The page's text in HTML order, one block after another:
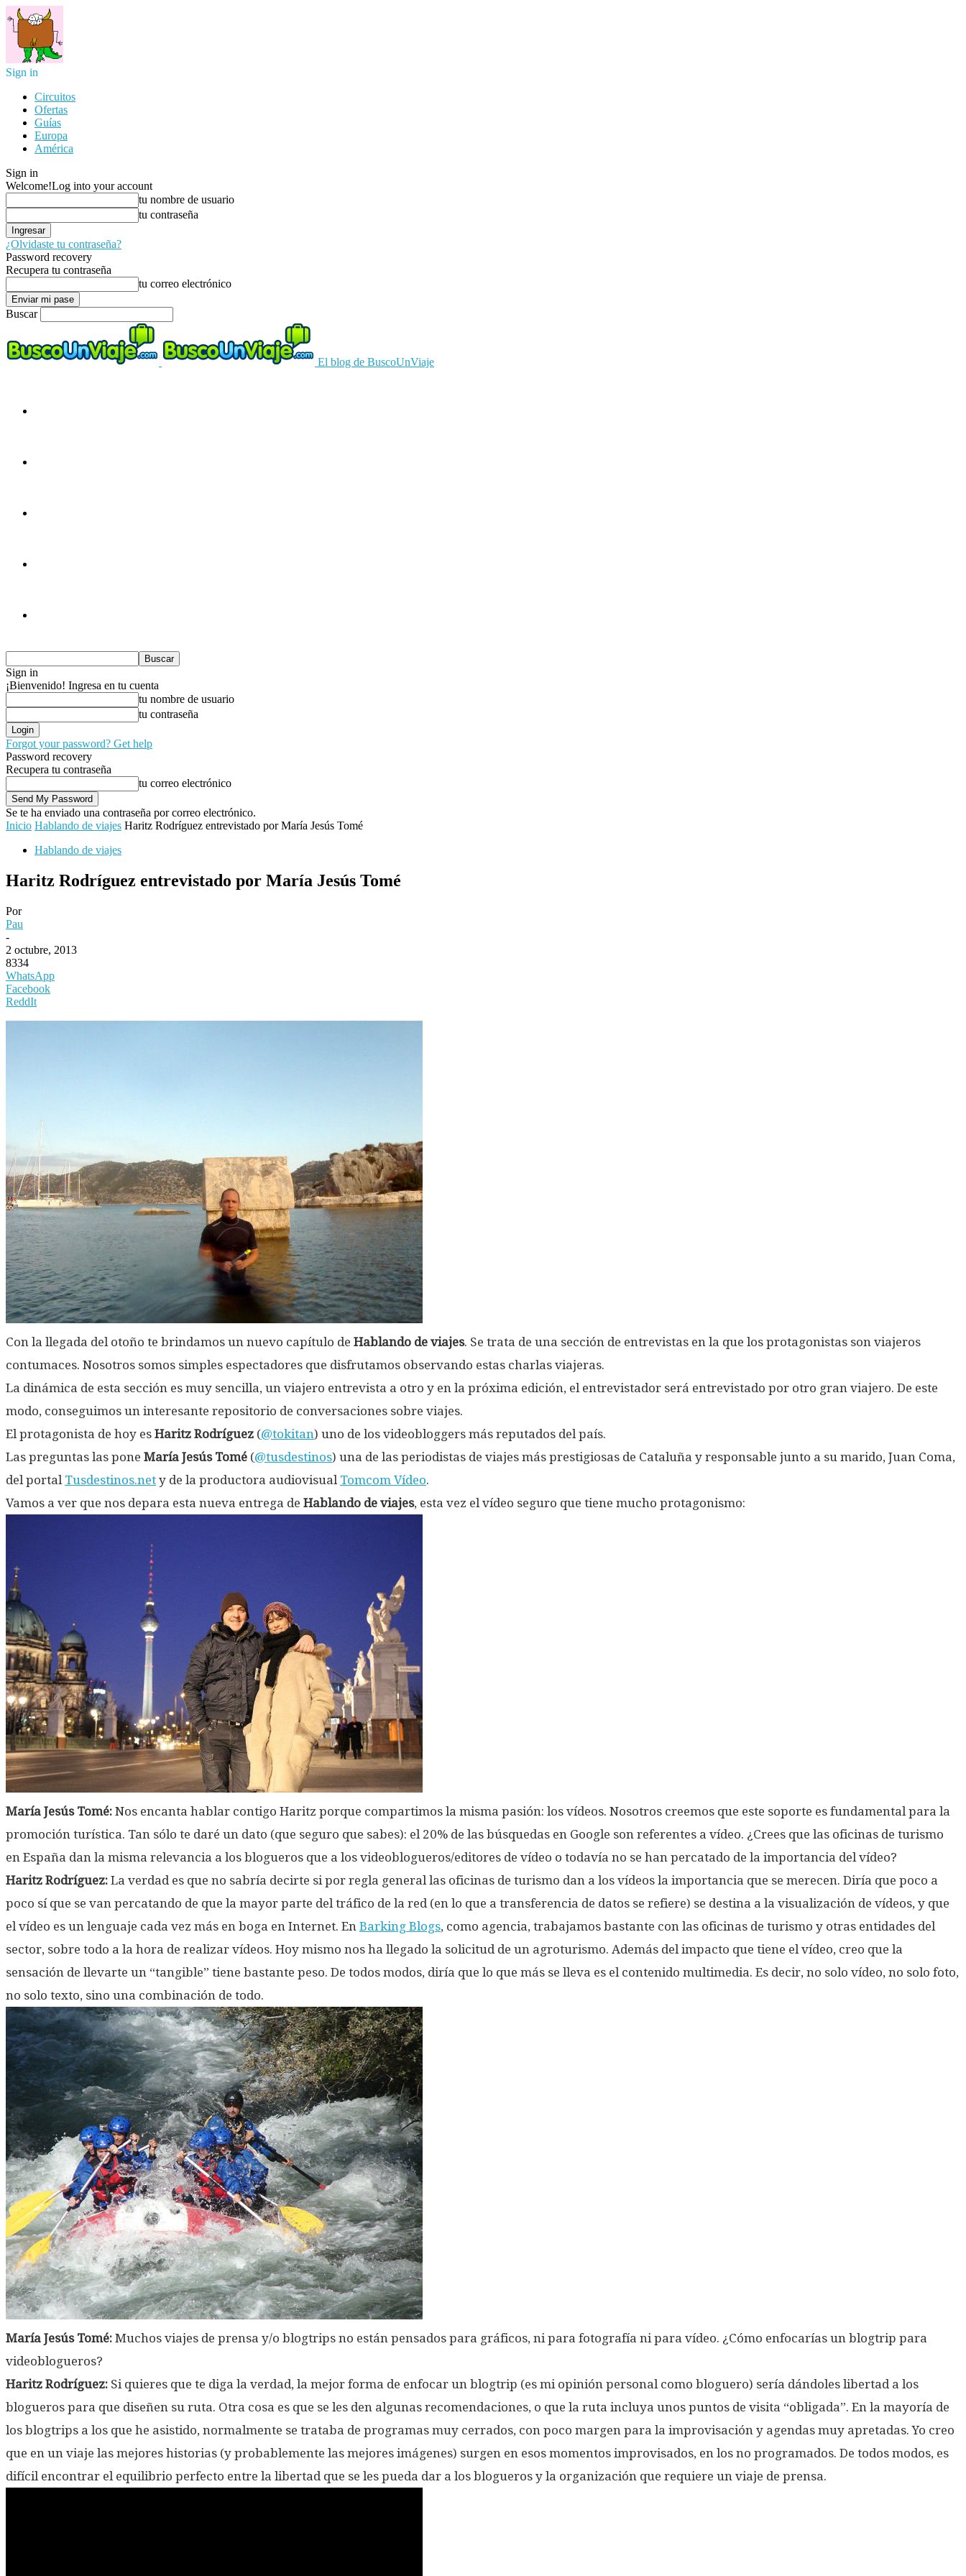
Sign in
Circuitos
Ofertas
Guías
Europa
América
Sign in
Welcome!Log into your account
tu nombre de usuario
tu contraseña
¿Olvidaste tu contraseña?
Password recovery
Recupera tu contraseña
tu correo electrónico
Buscar
El blog de BuscoUnViaje
Sign in
¡Bienvenido! Ingresa en tu cuenta
tu nombre de usuario
tu contraseña
Forgot your password? Get help
Password recovery
Recupera tu contraseña
tu correo electrónico
Se te ha enviado una contraseña por correo electrónico.
Inicio Hablando de viajes Haritz Rodríguez entrevistado por María Jesús Tomé
Hablando de viajes
Haritz Rodríguez entrevistado por María Jesús Tomé
Por
Pau
-
2 octubre, 2013
8334
WhatsApp
Facebook
ReddIt
Con la llegada del otoño te brindamos un nuevo capítulo de Hablando de viajes. Se trata de una sección de entrevistas en la que los protagonistas son viajeros
contumaces. Nosotros somos simples espectadores que disfrutamos observando estas charlas viajeras.
La dinámica de esta sección es muy sencilla, un viajero entrevista a otro y en la próxima edición, el entrevistador será entrevistado por otro gran viajero. De este
modo, conseguimos un interesante repositorio de conversaciones sobre viajes.
El protagonista de hoy es Haritz Rodríguez (@tokitan) uno de los videobloggers más reputados del país.
Las preguntas las pone María Jesús Tomé (@tusdestinos) una de las periodistas de viajes más prestigiosas de Cataluña y responsable junto a su marido, Juan Coma,
del portal Tusdestinos.net y de la productora audiovisual Tomcom Vídeo.
Vamos a ver que nos depara esta nueva entrega de Hablando de viajes, esta vez el vídeo seguro que tiene mucho protagonismo:
María Jesús Tomé: Nos encanta hablar contigo Haritz porque compartimos la misma pasión: los vídeos. Nosotros creemos que este soporte es fundamental para la
promoción turística. Tan sólo te daré un dato (que seguro que sabes): el 20% de las búsquedas en Google son referentes a vídeo. ¿Crees que las oficinas de turismo
en España dan la misma relevancia a los blogueros que a los videoblogueros/editores de vídeo o todavía no se han percatado de la importancia del vídeo?
Haritz Rodríguez: La verdad es que no sabría decirte si por regla general las oficinas de turismo dan a los vídeos la importancia que se merecen. Diría que poco a
poco sí que se van percatando de que la mayor parte del tráfico de la red (en lo que a transferencia de datos se refiere) se destina a la visualización de vídeos, y que
el vídeo es un lenguaje cada vez más en boga en Internet. En Barking Blogs, como agencia, trabajamos bastante con las oficinas de turismo y otras entidades del
sector, sobre todo a la hora de realizar vídeos. Hoy mismo nos ha llegado la solicitud de un agroturismo. Además del impacto que tiene el vídeo, creo que la
sensación de llevarte un “tangible” tiene bastante peso. De todos modos, diría que lo que más se lleva es el contenido multimedia. Es decir, no solo vídeo, no solo foto,
no solo texto, sino una combinación de todo.
María Jesús Tomé: Muchos viajes de prensa y/o blogtrips no están pensados para gráficos, ni para fotografía ni para vídeo. ¿Cómo enfocarías un blogtrip para
videoblogueros?
Haritz Rodríguez: Si quieres que te diga la verdad, la mejor forma de enfocar un blogtrip (es mi opinión personal como bloguero) sería dándoles libertad a los
blogueros para que diseñen su ruta. Otra cosa es que se les den algunas recomendaciones, o que la ruta incluya unos puntos de visita “obligada”. En la mayoría de
los blogtrips a los que he asistido, normalmente se trataba de programas muy cerrados, con poco margen para la improvisación y agendas muy apretadas. Yo creo
que en un viaje las mejores historias (y probablemente las mejores imágenes) surgen en esos momentos improvisados, en los no programados. De todos modos, es
difícil encontrar el equilibrio perfecto entre la libertad que se les pueda dar a los blogueros y la organización que requiere un viaje de prensa.